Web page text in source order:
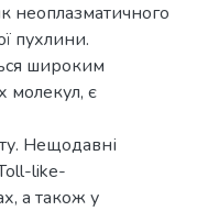
неоплазматичного
пухлини.
широким
молекул, є
Нещодавні
likе-
а також у